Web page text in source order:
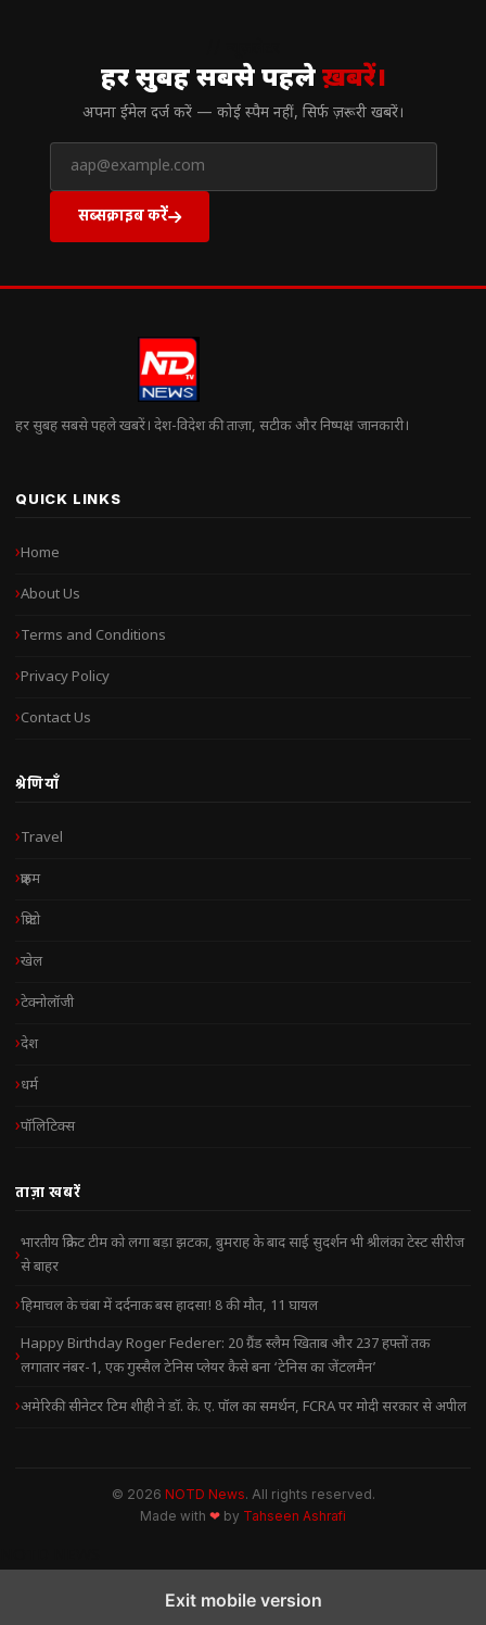
हर सुबह सबसे पहलेख़बरें।
अपना ईमेल दर्ज करें — कोई स्पैम नहीं, सिर्फ ज़रूरी खबरें।
सब्सक्राइब करें
हर सुबह सबसे पहले खबरें। देश-विदेश की ताज़ा, सटीक और निष्पक्ष जानकारी।
QUICK LINKS
Home
About Us
Terms and Conditions
Privacy Policy
Contact Us
श्रेणियाँ
Travel
क्राइम
क्रिप्टो
खेल
टेक्नोलॉजी
देश
धर्म
पॉलिटिक्स
ताज़ा खबरें
भारतीय क्रिकेट टीम को लगा बड़ा झटका, बुमराह के बाद साई सुदर्शन भी श्रीलंका टेस्ट सीरीज
से बाहर
हिमाचल के चंबा में दर्दनाक बस हादसा! 8 की मौत, 11 घायल
Happy Birthday Roger Federer: 20 ग्रैंड स्लैम खिताब और 237 हफ्तों तक
लगातार नंबर-1, एक गुस्सैल टेनिस प्लेयर कैसे बना ‘टेनिस का जेंटलमैन’
अमेरिकी सीनेटर टिम शीही ने डॉ. के. ए. पॉल का समर्थन, FCRA पर मोदी सरकार से अपील
© 2026 NOTD News. All rights reserved.
Made with ❤ by Tahseen Ashrafi
Exit mobile version